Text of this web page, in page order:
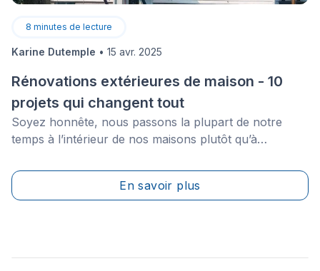
8 minutes de lecture
Karine Dutemple • 15 avr. 2025
Rénovations extérieures de maison - 10
projets qui changent tout
Soyez honnête, nous passons la plupart de notre
temps à l’intérieur de nos maisons plutôt qu’à
façade de votre maison est très importante.
En savoir plus